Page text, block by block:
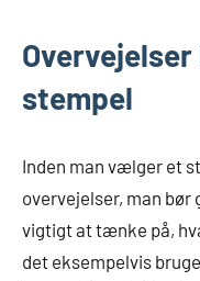
stempel
Inden man vælger et
overvejelser, man bør
vigtigt at tænke på,
det eksempelvis